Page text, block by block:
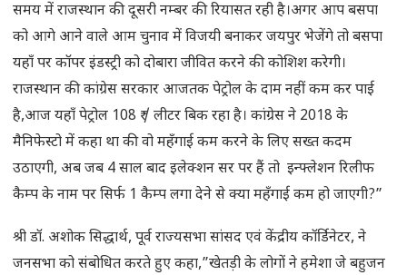
समय में राजस्थान की दूसरी नम्बर की रियासत रही है।अगर आप बसपा
को आगे आने वाले आम चुनाव में विजयी बनाकर जयपुर भेजेंगे तो बसपा
यहाँ पर कॉपर इंडस्ट्री को दोबारा जीवित करने की कोशिश करेगी।
राजस्थान की कांग्रेस सरकार आजतक पेट्रोल के दाम नहीं कम कर पाई
है,आज यहाँ पेट्रोल 108 ₹ / लीटर बिक रहा है। कांग्रेस ने 2018 के
मैनिफेस्टो में कहा था की वो महँगाई कम करने के लिए सख्त कदम
उठाएगी, अब जब 4 साल बाद इलेक्शन सर पर हैं तो इन्फ्लेशन रिलीफ
कैम्प के नाम पर सिर्फ 1 कैम्प लगा देने से क्या महँगाई कम हो जाएगी?”
श्री डॉ. अशोक सिद्धार्थ, पूर्व राज्यसभा सांसद एवं केंद्रीय कॉर्डिनेटर, ने
जनसभा को संबोधित करते हुए कहा,”खेतड़ी के लोगों ने हमेशा जे बहुजन